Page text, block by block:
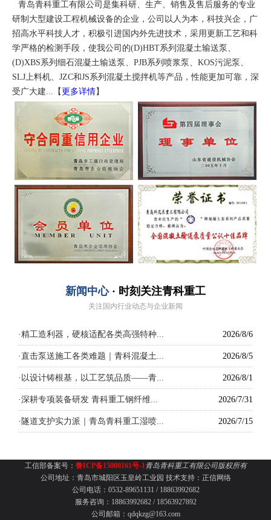
青岛青科重工有限公司是集科研、生产、销售及售后服务的专业
研制大型建设工程机械设备的企业，公司以人为本，科技兴企，广
招高水平科技人才，积极引进国内外先进技术，采用更新工艺和科
学严格的检测手段，使我公司的(D)HBT系列混凝土输送泵、
(D)XBS系列细石混凝土输送泵、PJB系列喷浆泵、KOS污泥泵、
SLJ上料机、JZC和JS系列混凝土搅拌机等产品，性能更加可靠，深
受广大建...【 更多详情】
新闻中心· 时刻关注青科重工
关注国内行业动态与企业新闻
2026/8/6
·精工造利器，硬核适配各类高强特种...
2026/8/5
·直击泵送施工各类难题｜青科混凝土...
2026/8/1
· 以设计铸根基，以工艺筑品质——青...
2026/7/31
·深耕专项装备研发 青科重工钢纤维...
2026/7/15
· 隧道支护实力派｜青岛青科重工湿喷...
工信部备案号： 鲁ICP备15008161号-1青岛青科重工有限公司版权所有
公司地址：青岛市城阳区玉皇岭工业园 技术支持： 正信网络
公司电话：0532-89651131 / 18863992682
服务咨询：18863992682 / 18563927892
公司邮箱：qdqkzg@163.com